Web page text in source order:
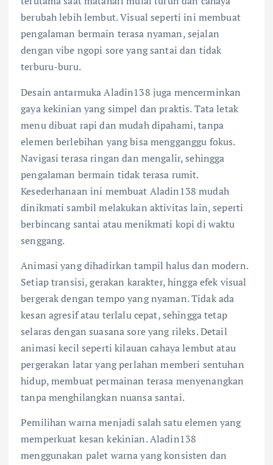
berubah lebih lembut. Visual seperti ini membuat
pengalaman bermain terasa nyaman, sejalan
dengan vibe ngopi sore yang santai dan tidak
terburu-buru.
Desain antarmuka Aladin138 juga mencerminkan
gaya kekinian yang simpel dan praktis. Tata letak
menu dibuat rapi dan mudah dipahami, tanpa
elemen berlebihan yang bisa mengganggu fokus.
Navigasi terasa ringan dan mengalir, sehingga
pengalaman bermain tidak terasa rumit.
Kesederhanaan ini membuat Aladin138 mudah
dinikmati sambil melakukan aktivitas lain, seperti
berbincang santai atau menikmati kopi di waktu
senggang.
Animasi yang dihadirkan tampil halus dan modern.
Setiap transisi, gerakan karakter, hingga efek visual
bergerak dengan tempo yang nyaman. Tidak ada
kesan agresif atau terlalu cepat, sehingga tetap
selaras dengan suasana sore yang rileks. Detail
animasi kecil seperti kilauan cahaya lembut atau
pergerakan latar yang perlahan memberi sentuhan
hidup, membuat permainan terasa menyenangkan
tanpa menghilangkan nuansa santai.
Pemilihan warna menjadi salah satu elemen yang
memperkuat kesan kekinian. Aladin138
menggunakan palet warna yang konsisten dan